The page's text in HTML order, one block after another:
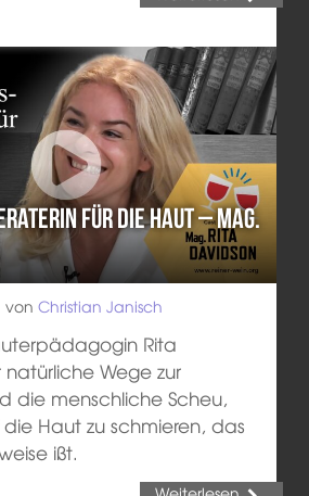
für die Haut – Mag.
von Christian Janisch
Rita
Wege zur
die menschliche Scheu,
Haut zu schmieren, das
ißt.